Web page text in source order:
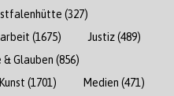
(327)
(1675) Justiz(489)
& Glauben (856)
Kunst (1701) Medien (471)